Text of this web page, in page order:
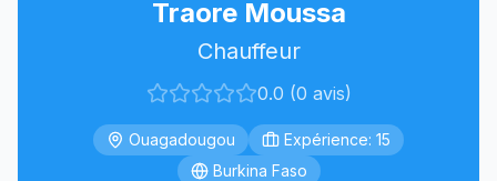
Traore Moussa
Chauffeur
0.0 (0 avis)
Ouagadougou
Expérience: 15
Burkina Faso